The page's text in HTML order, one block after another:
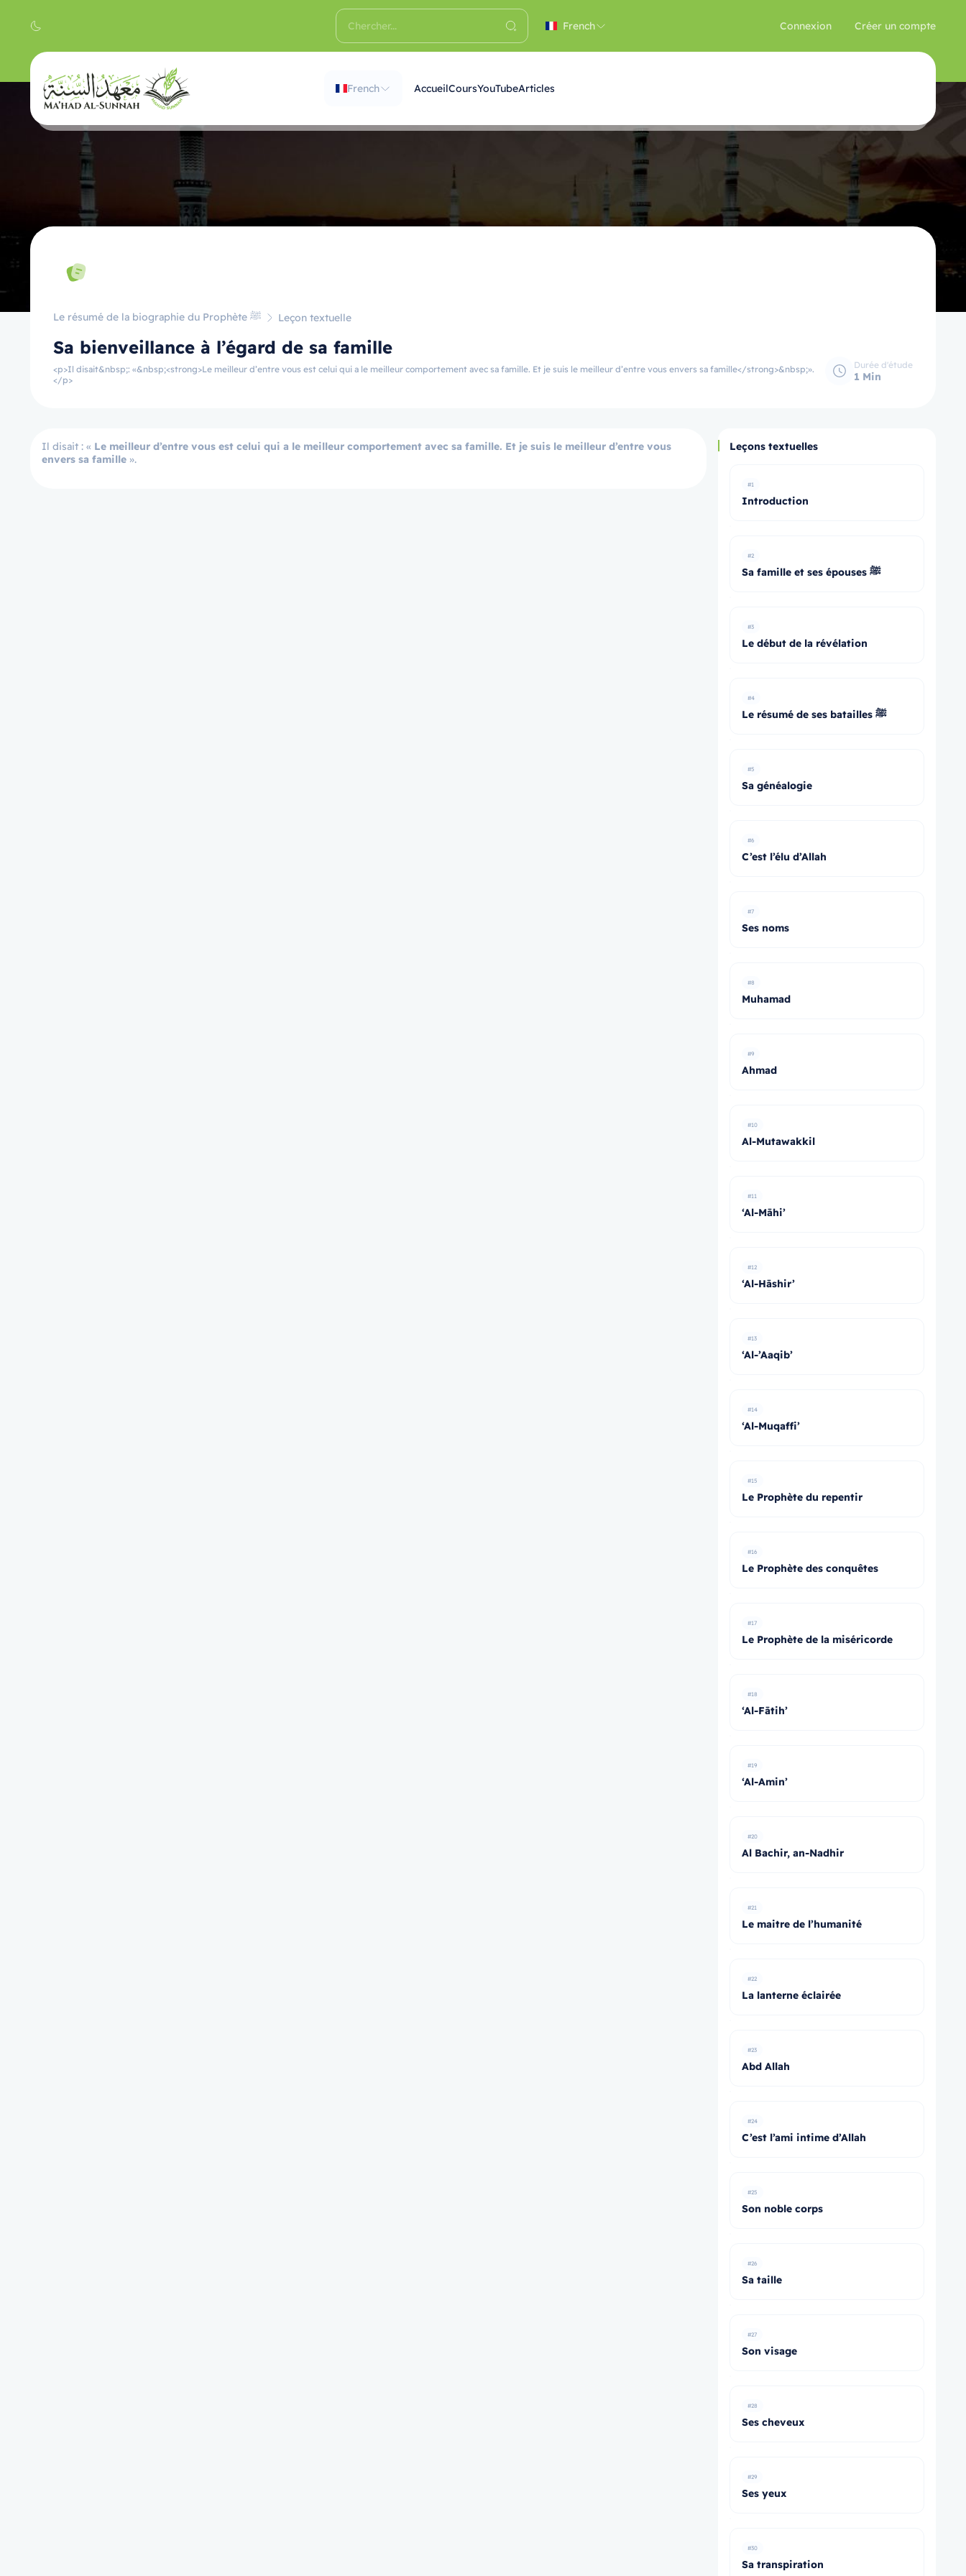
French Connexion Créer un compte
French AccueilCoursYouTubeArticles
Le résumé de la biographie du Prophète ﷺ Leçon textuelle
Sa bienveillance à l’égard de sa famille
<p>Il disait&nbsp;: «&nbsp;<strong>Le meilleur d’entre vous est celui qui a le meilleur comportement avec sa famille. Et je suis le meilleur d’entre vous envers sa famille</strong>&nbsp;».
</p>
Durée d'étude
1 Min
Il disait : « Le meilleur d’entre vous est celui qui a le meilleur comportement avec sa famille. Et je suis le meilleur d’entre vous
envers sa famille».
Leçons textuelles
#1
Introduction
#2
Sa famille et ses épouses ﷺ
#3
Le début de la révélation
#4
Le résumé de ses batailles ﷺ
#5
Sa généalogie
#6
C’est l’élu d’Allah
#7
Ses noms
#8
Muhamad
#9
Ahmad
#10
Al-Mutawakkil
#11
‘Al-Māhi’
#12
‘Al-Hāshir’
#13
‘Al-’Aaqib’
#14
‘Al-Muqaffi’
#15
Le Prophète du repentir
#16
Le Prophète des conquêtes
#17
Le Prophète de la miséricorde
#18
‘Al-Fātih’
#19
‘Al-Amin’
#20
Al Bachir, an-Nadhir
#21
Le maitre de l’humanité
#22
La lanterne éclairée
#23
Abd Allah
#24
C’est l’ami intime d’Allah
#25
Son noble corps
#26
Sa taille
#27
Son visage
#28
Ses cheveux
#29
Ses yeux
#30
Sa transpiration